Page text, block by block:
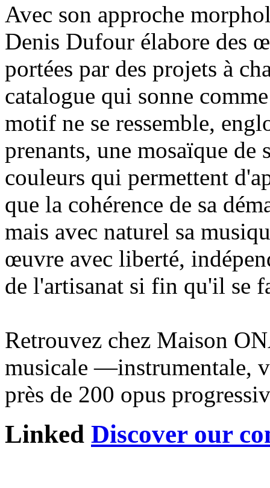
Avec son approche
Denis Dufour élabore des
portées par des projets à
catalogue qui sonne
motif ne se ressemble,
prenants, une mosaïque de
couleurs qui permettent
que la cohérence de sa
mais avec naturel sa
œuvre avec liberté,
de l'artisanat si fin qu'il se
Retrouvez chez Maison
musicale —instrumentale,
près de 200 opus
Linked Discover our